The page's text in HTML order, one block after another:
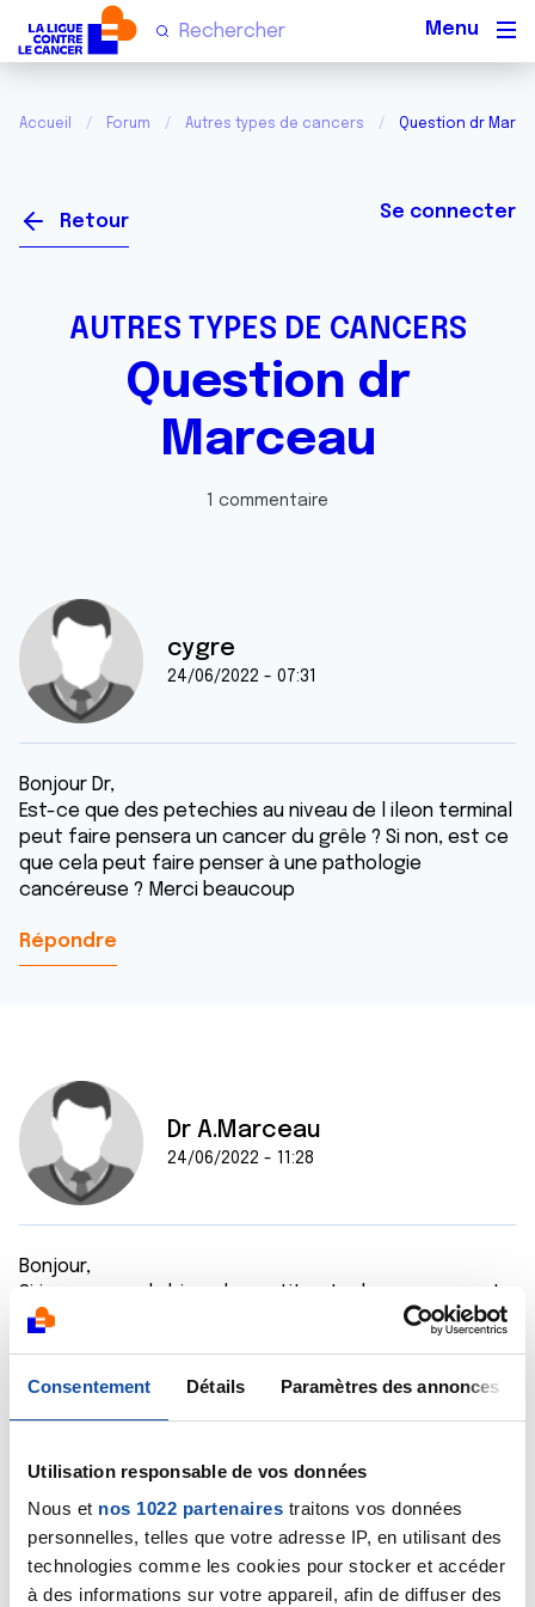
Consentement Détails Paramètres des annonces
Utilisation responsable de vos données
Nous et nos 1022 partenaires traitons vos données
personnelles, telles que votre adresse IP, en utilisant des
technologies comme les cookies pour stocker et accéder
à des informations sur votre appareil, afin de diffuser des
Accueil Forum Autres types de cancers Question dr
Retour Se connecter
AUTRES TYPES DE CANCERS
Question dr
Marceau
1 commentaire
cygre
24/06/2022 - 07:31
Bonjour Dr,
Est-ce que des petechies au niveau de l ileon terminal
peut faire pensera un cancer du grêle ? Si non, est ce
que cela peut faire penser à une pathologie
cancéreuse ? Merci beaucoup
Répondre
Dr A.Marceau
24/06/2022 - 11:28
Bonjour,
Si je comprends bien, des petites taches rouges ont
été observées au niveau de l'iléon terminal au cours
qui pourra vous dire précisément ce qu'évoquent ces
taches mais a priori, ce n'est pas la manifestation d'un
inflammation dont l'origine reste à déterminer.
Bien cordialement
Dr A.Marceau